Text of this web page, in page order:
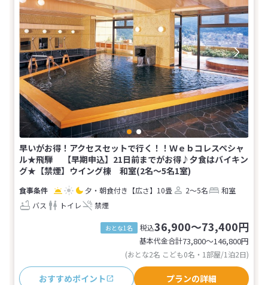
早いがお得！アクセスセットで行く！！Ｗｅｂコレスペシャ
ル★飛騨 【早期申込】21日前までがお得♪夕食はバイキン
グ★【禁煙】ウイング棟 和室(2名～5名1室)
夕・朝食付き 【広さ】10畳 2～5名
和室
バス
トイレ 禁煙
おとな1名 税込36,900～73,400円
基本代金合計73,800〜146,800円
(おとな2名 こども0名・1部屋/1泊2日)
おすすめポイント プランの詳細